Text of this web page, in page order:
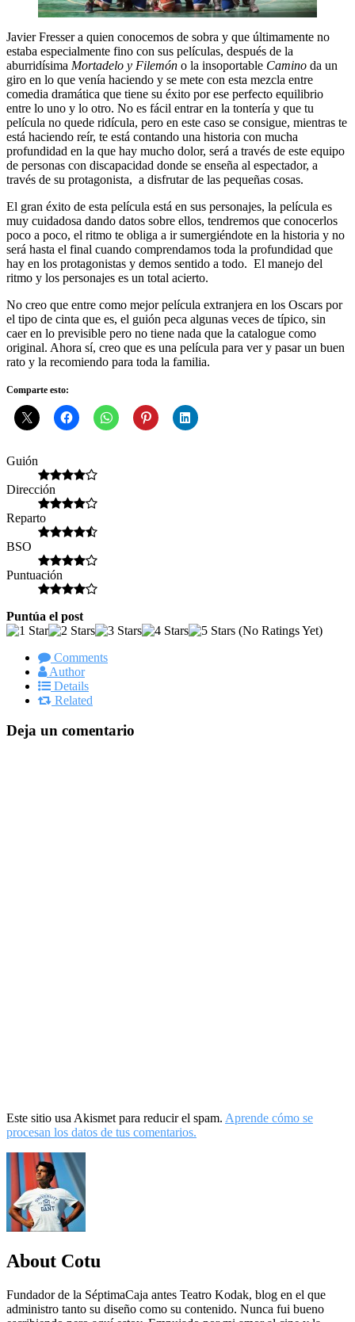
Javier Fresser a quien conocemos de sobra y que últimamente no
estaba especialmente fino con sus películas, después de la
aburridísima Mortadelo y Filemón o la insoportable Camino da un
giro en lo que venía haciendo y se mete con esta mezcla entre
comedia dramática que tiene su éxito por ese perfecto equilibrio
entre lo uno y lo otro. No es fácil entrar en la tontería y que tu
película no quede ridícula, pero en este caso se consigue, mientras te
está haciendo reír, te está contando una historia con mucha
profundidad en la que hay mucho dolor, será a través de este equipo
de personas con discapacidad donde se enseña al espectador, a
través de su protagonista, a disfrutar de las pequeñas cosas.
El gran éxito de esta película está en sus personajes, la película es
muy cuidadosa dando datos sobre ellos, tendremos que conocerlos
poco a poco, el ritmo te obliga a ir sumergiéndote en la historia y no
será hasta el final cuando comprendamos toda la profundidad que
hay en los protagonistas y demos sentido a todo. El manejo del
ritmo y los personajes es un total acierto.
No creo que entre como mejor película extranjera en los Oscars por
el tipo de cinta que es, el guión peca algunas veces de típico, sin
caer en lo previsible pero no tiene nada que la catalogue como
original. Ahora sí, creo que es una película para ver y pasar un buen
rato y la recomiendo para toda la familia.
Comparte esto:
Guión
Dirección
Reparto
BSO
Puntuación
Puntúa el post
(No Ratings Yet)
Comments
Author
Details
Related
Deja un comentario
Este sitio usa Akismet para reducir el spam. Aprende cómo se
procesan los datos de tus comentarios.
About Cotu
Fundador de la SéptimaCaja antes Teatro Kodak, blog en el que
administro tanto su diseño como su contenido. Nunca fui bueno